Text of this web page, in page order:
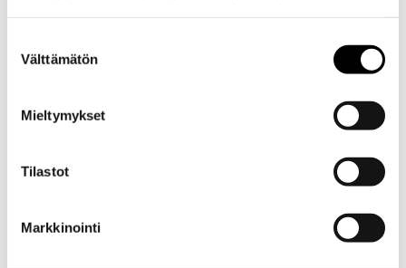
valinta
Välttämätön
Mieltymykset
Tilastot
Markkinointi
Alkuperäinen
polttoainesuodatin